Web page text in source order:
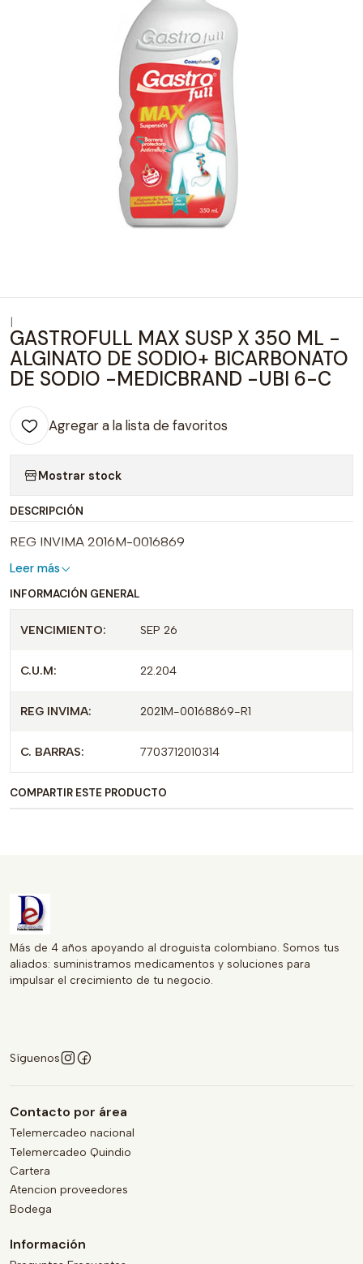
GASTROFULL MAX SUSP X 350 ML -
ALGINATO DE SODIO+ BICARBONATO
DE SODIO -MEDICBRAND -UBI 6-C
Agregar a la lista de favoritos
Mostrar stock
DESCRIPCIÓN
REG INVIMA 2016M-0016869
Leer más
INFORMACIÓN GENERAL
VENCIMIENTO: SEP 26
C.U.M: 22.204
REG INVIMA: 2021M-00168869-R1
C. BARRAS: 7703712010314
COMPARTIR ESTE PRODUCTO
Más de 4 años apoyando al droguista colombiano. Somos tus
aliados: suministramos medicamentos y soluciones para
impulsar el crecimiento de tu negocio.
Síguenos
Contacto por área
Telemercadeo nacional
Telemercadeo Quindio
Cartera
Atencion proveedores
Bodega
Información